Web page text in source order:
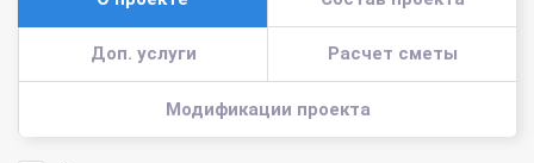
Доп. услуги Расчет сметы
Модификации проекта